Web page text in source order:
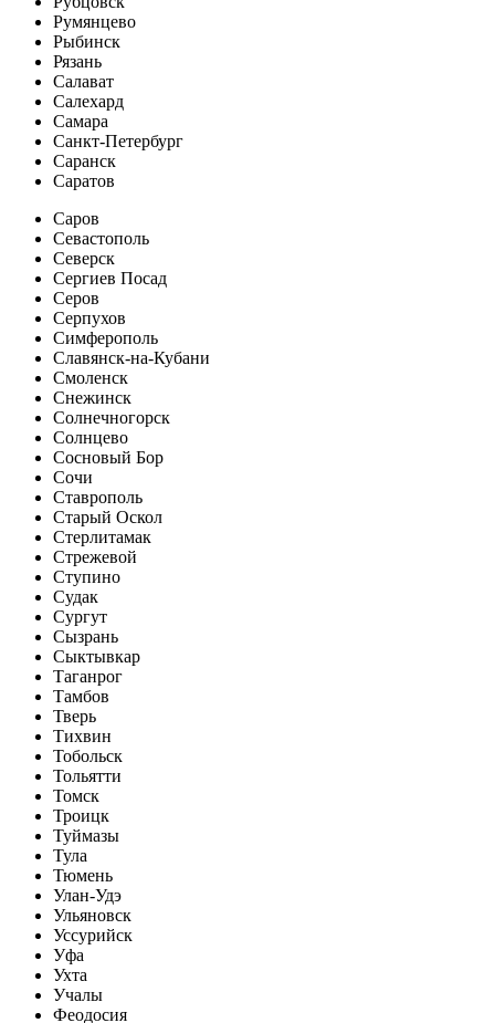
Румянцево
Рыбинск
Рязань
Салават
Салехард
Самара
Санкт-Петербург
Саранск
Саратов
Саров
Севастополь
Северск
Сергиев Посад
Серов
Серпухов
Симферополь
Славянск-на-Кубани
Смоленск
Снежинск
Солнечногорск
Солнцево
Сосновый Бор
Сочи
Ставрополь
Старый Оскол
Стерлитамак
Стрежевой
Ступино
Судак
Сургут
Сызрань
Сыктывкар
Таганрог
Тамбов
Тверь
Тихвин
Тобольск
Тольятти
Томск
Троицк
Туймазы
Тула
Тюмень
Улан-Удэ
Ульяновск
Уссурийск
Уфа
Ухта
Учалы
Феодосия